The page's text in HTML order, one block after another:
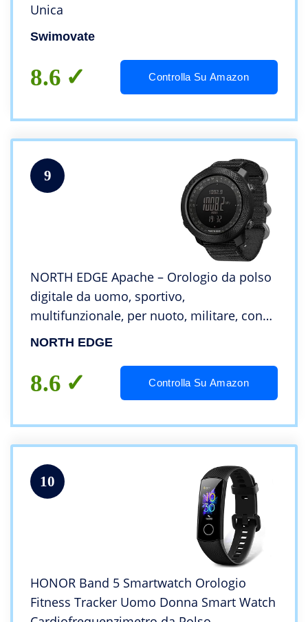
Unica
Swimovate
8.6 Controlla Su Amazon
9
NORTH EDGE Apache – Orologio da polso
digitale da uomo, sportivo,
multifunzionale, per nuoto, militare, con
altimetro, barometro, bussola
Fresh Foam
NORTH EDGE
8.6 Controlla Su Amazon
10
HONOR Band 5 Smartwatch Orologio
Fitness Tracker Uomo Donna Smart Watch